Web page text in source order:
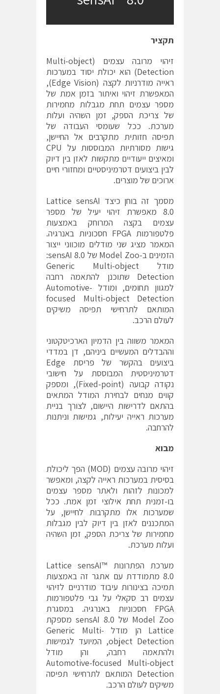
תקציר
זיהוי מרובה עצמים (Multi-object
Detection) הוא יכולת יסוד במערכות
ראייה מודרניות לקצה (Edge Vision),
המאפשרת זיהוי ואיתור בזמן אמת של
מספר עצמים תחת מגבלות מחמירות
של צריכת הספק, זמן השהיה ועלות
מערכת. ככל שעומסי העבודה של
תפיסה חזותית מתקרבים אל החיישן,
גישות מסורתיות המבוססות על CPU
ומאיצים ייעודיים מתקשות לאזן בין דיוק
לבין ביצועים דטרמיניסטיים ומחזורי חיים
ארוכים של מוצרים.
מסמך זה בוחן כיצד Lattice sensAI
8.0 מאפשרת זיהוי יעיל של מספר
עצמים בקצה המרוחק באמצעות
פלטפורמות FPGA חסכוניות באנרגיה.
המאמר מציג שני מודלים מוכווני ייצור
הזמינים ב-Model Zoo של sensAI 8.0:
מודל Generic Multi-object
Detection שתוכנן להתאמה רחבה
למגוון תחומים, ומודל Automotive-
focused Multi-object Detection
המותאם לתרחישי תפיסה משיקים
לעולם הרכב.
המאמר משווה בין הדמיון הארכיטקטוני
וההבדלים המעשיים ביניהם, דן במדדי
ביצועים בהקשר של פריסת Edge
דטרמיניסטית המבוססת על חישובי
נקודה קבועה (Fixed-point), ומספק
קווים מנחים לבחירת המודל המתאים
בהתאם לדרישות היישום, לצורך בניית
מערכות ראייה יעילות, גמישות וניתנות
להרחבה.
מבוא
זיהוי מרובה עצמים (MOD) הפך ליכולת
בסיסית במערכות ראייה לקצה, ומאפשר
למכונות לזהות ולאתר מספר עצמים
בו-זמנית תחת אילוצי זמן אמת. ככל
שמערכות אלו מתקרבות לחיישן, על
המתכננים לאזן בין דיוק לבין מגבלות
מחמירות של צריכת הספק, זמן השהיה
ועלות מערכת.
מערכת הפתרונות Lattice sensAI™
8.0 מתמודדת עם אתגר זה באמצעות
תמיכה בצינורות עיבוד מודרניים לזיהוי
עצמים רב סקאלי על גבי פלטפורמות
FPGA חסכוניות באנרגיה. במסגרת
Model Zoo של sensAI 8.0 מספקת
Lattice הן מודל Generic Multi-
object Detection, המיועד לגמישות
ולהתאמה רחבה, והן מודל
Automotive-focused Multi-object
Detection המותאם לתרחישי תפיסה
משיקים לעולם הרכב.